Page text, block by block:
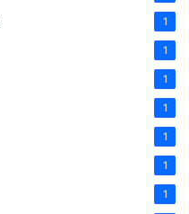
1
1
1
1
1
1
1